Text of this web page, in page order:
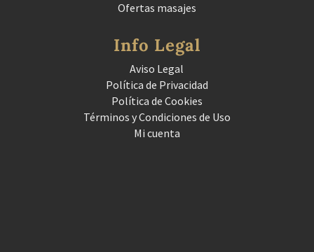
Ofertas masajes
Info Legal
Aviso Legal
Política de Privacidad
Política de Cookies
Términos y Condiciones de Uso
Mi cuenta